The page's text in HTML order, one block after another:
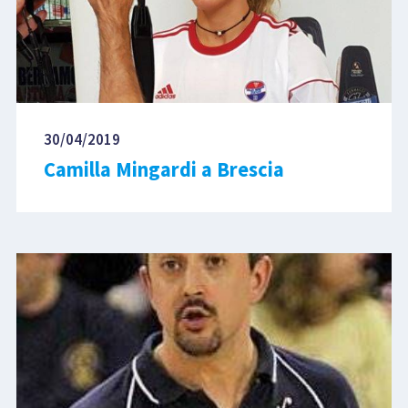
30/04/2019
Camilla Mingardi a Brescia